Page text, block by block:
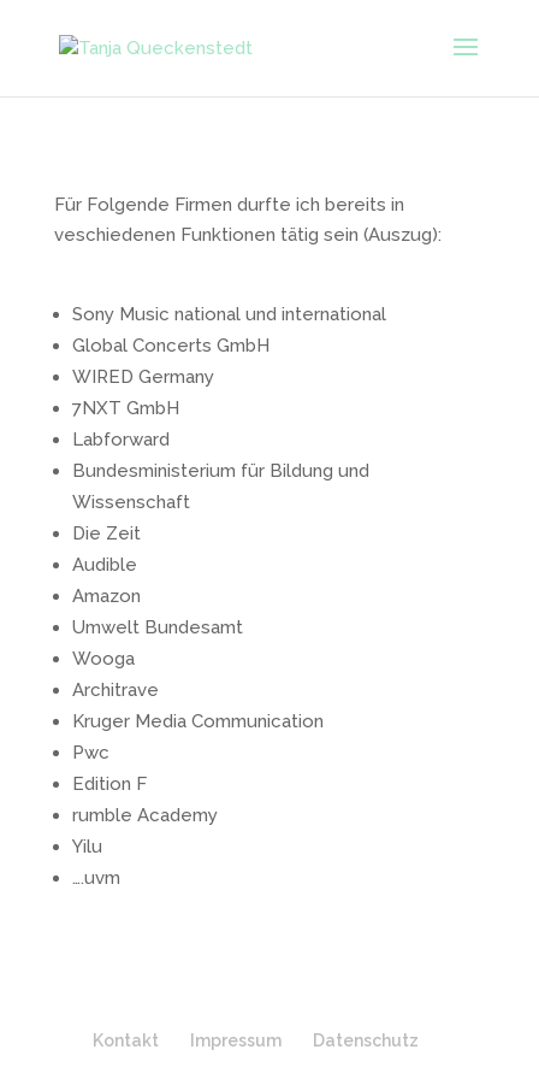
Für Folgende Firmen durfte ich bereits in
veschiedenen Funktionen tätig sein (Auszug):
Sony Music national und international
Global Concerts GmbH
WIRED Germany
7NXT GmbH
Labforward
Bundesministerium für Bildung und
Wissenschaft
Die Zeit
Audible
Amazon
Umwelt Bundesamt
Wooga
Architrave
Kruger Media Communication
Pwc
Edition F
rumble Academy
Yilu
….uvm
Kontakt Impressum Datenschutz